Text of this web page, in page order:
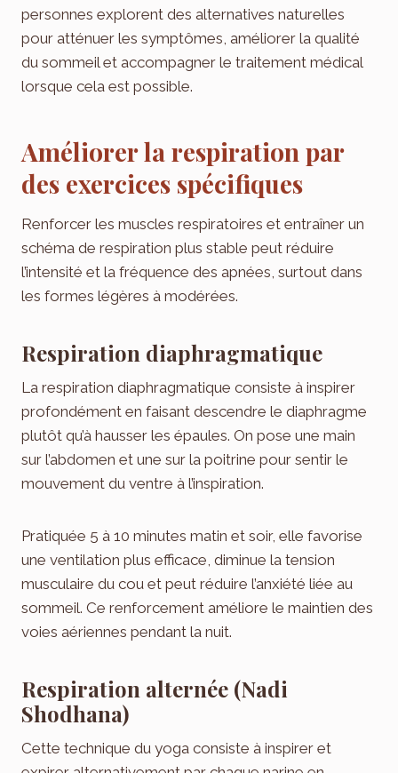
personnes explorent des alternatives naturelles
pour atténuer les symptômes, améliorer la qualité
du sommeil et accompagner le traitement médical
lorsque cela est possible.
Améliorer la respiration par
des exercices spécifiques
Renforcer les muscles respiratoires et entraîner un
schéma de respiration plus stable peut réduire
l’intensité et la fréquence des apnées, surtout dans
les formes légères à modérées.
Respiration diaphragmatique
La respiration diaphragmatique consiste à inspirer
profondément en faisant descendre le diaphragme
plutôt qu’à hausser les épaules. On pose une main
sur l’abdomen et une sur la poitrine pour sentir le
mouvement du ventre à l’inspiration.
Pratiquée 5 à 10 minutes matin et soir, elle favorise
une ventilation plus efficace, diminue la tension
musculaire du cou et peut réduire l’anxiété liée au
sommeil. Ce renforcement améliore le maintien des
voies aériennes pendant la nuit.
Respiration alternée (Nadi
Shodhana)
Cette technique du yoga consiste à inspirer et